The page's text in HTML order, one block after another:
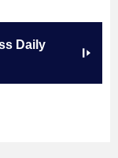
Daily